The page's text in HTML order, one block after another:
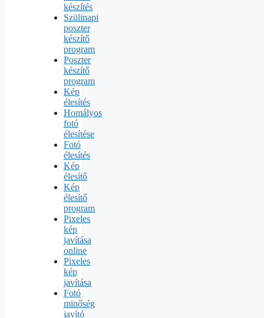
készítés
Szülinapi
poszter
készítő
program
Poszter
készítő
program
Kép
élesítés
Homályos
fotó
élesítése
Fotó
élesítés
Kép
élesítő
Kép
élesítő
program
Pixeles
kép
javítása
online
Pixeles
kép
javítása
Fotó
minőség
javító